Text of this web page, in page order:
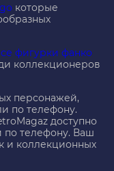
которые
фигурки фанко
коллекционеров
персонажей,
по телефону.
доступно
по телефону. Ваш
и коллекционных